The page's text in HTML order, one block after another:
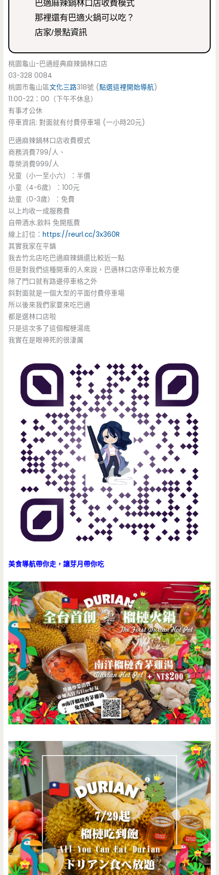
巴適麻辣鍋林口店收費模式
那裡還有巴適火鍋可以吃？
店家/景點資訊
桃園龜山-巴適經典麻辣鍋林口店
03-328 0084
桃園市龜山區文化三路318號 (點選這裡開始導航)
11:00-22：00（下午不休息）
有事才公休
停車資訊: 對面就有付費停車場 (一小時20元)
巴適麻辣鍋林口店收費模式
商務消費799/人、
尊榮消費999/人
兒童（小一至小六）：半價
小童（4-6歲）：100元
幼童（0-3歲）：免費
以上均收一成服務費
自帶酒水.飲料 免開瓶費
線上訂位：https://reurl.cc/3x360R
其實我家在平鎮
我去竹北店吃巴適麻辣鍋還比較近一點
但是對我們這種開車的人來說，巴適林口店停車比較方便
除了門口就有路邊停車格之外
斜對面就是一個大型的平面付費停車場
所以後來我們家要來吃巴適
都是選林口店啦
只是這次多了這個榴槤湯底
我實在是眼神死的很淒厲
美食導航帶你走，讓芽月帶你吃